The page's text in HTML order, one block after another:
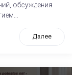
обсуждения
Далее